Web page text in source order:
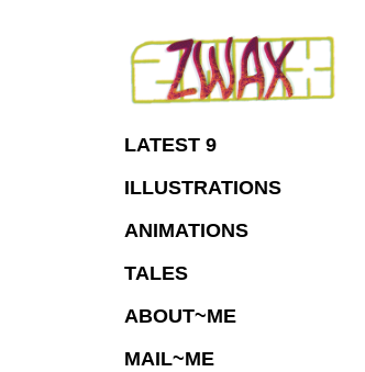
Content
LATEST 9
ILLUSTRATIONS
ANIMATIONS
TALES
ABOUT~ME
MAIL~ME